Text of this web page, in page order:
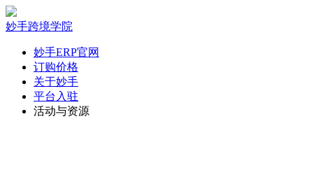
妙手跨境学院
妙手ERP官网
订购价格
关于妙手
平台入驻
活动与资源